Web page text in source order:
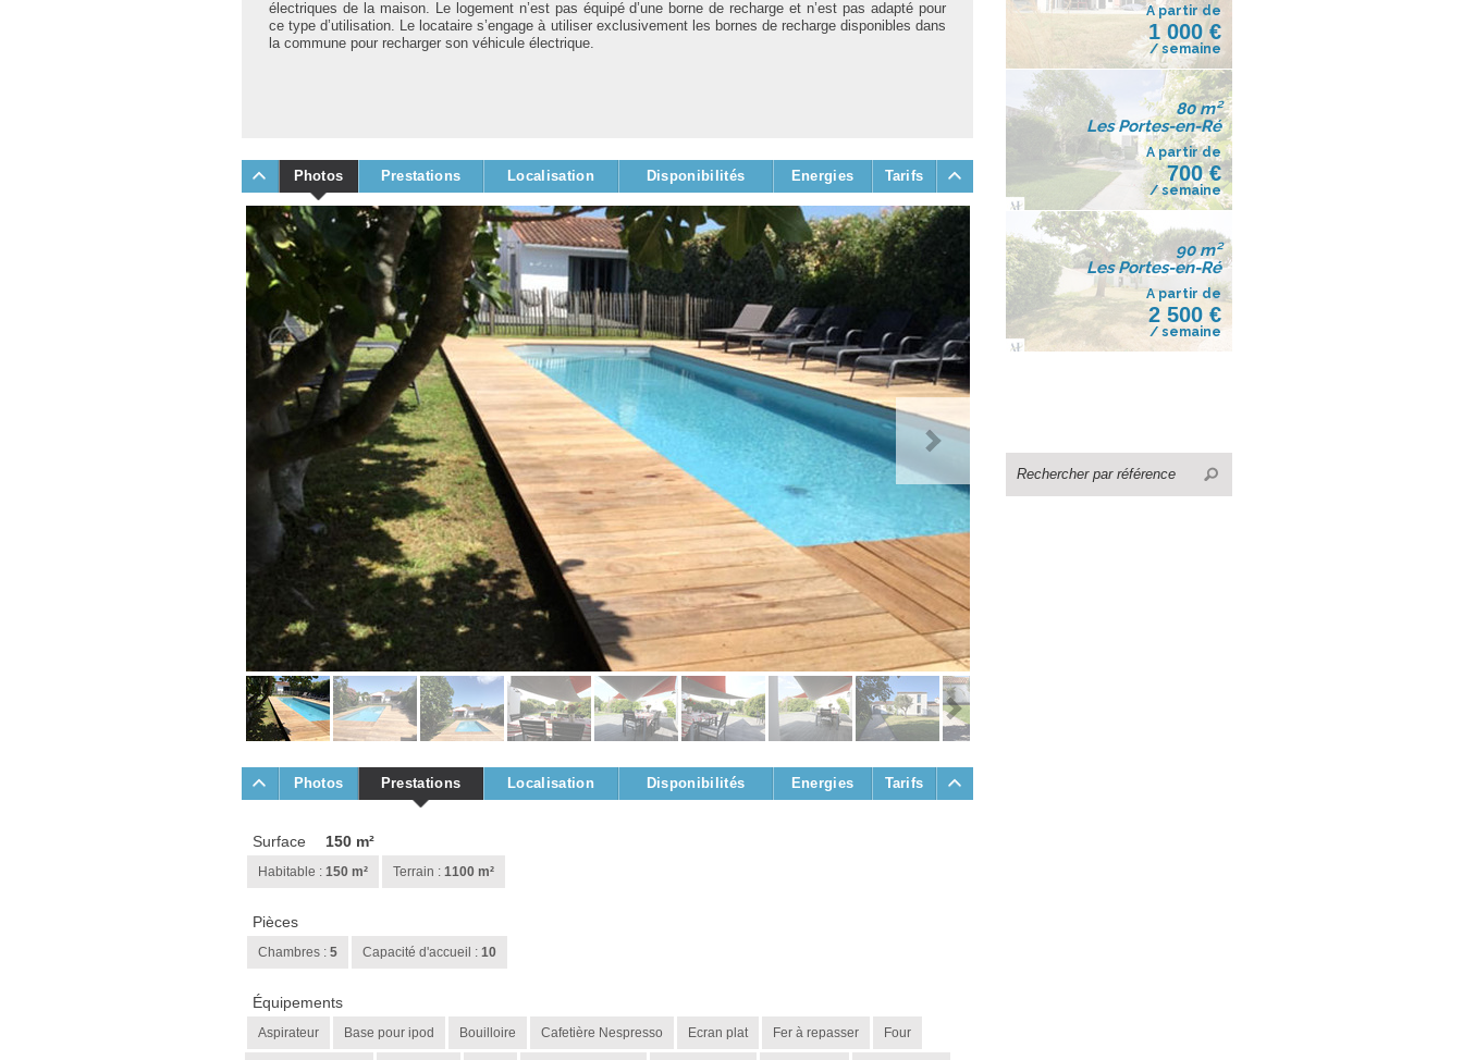
électriques de la maison. Le logement n’est pas équipé d’une borne de recharge et n’est pas adapté pour
ce type d’utilisation. Le locataire s’engage à utiliser exclusivement les bornes de recharge disponibles dans
la commune pour recharger son véhicule électrique.
Photos Prestations Localisation Disponibilités Energies Tarifs
Photos Prestations Localisation Disponibilités Energies Tarifs
Surface 150 m²
Habitable : 150 m² Terrain : 1100 m²
Pièces
Chambres : 5 Capacité d'accueil : 10
Équipements
Aspirateur Base pour ipod Bouilloire Cafetière Nespresso Ecran plat Fer à repasser Four
A partir de
1 000 €
/ semaine
80 m²
Les Portes-en-Ré
A partir de
700 €
/ semaine
90 m²
Les Portes-en-Ré
A partir de
2 500 €
/ semaine